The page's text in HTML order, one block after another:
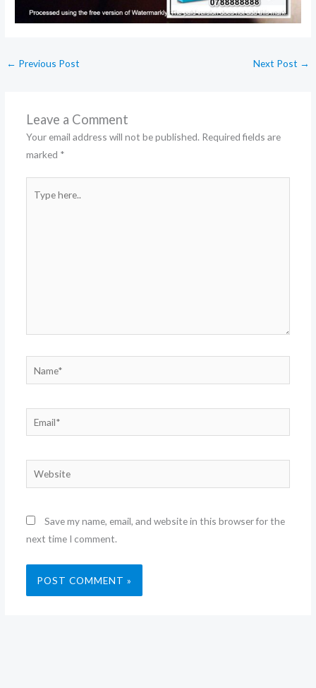
← Previous Post Next Post →
Leave a Comment
Your email address will not be published. Required fields are
marked *
here..
Email*
Website
Save my name, email, and website in this browser for the
next time I comment.